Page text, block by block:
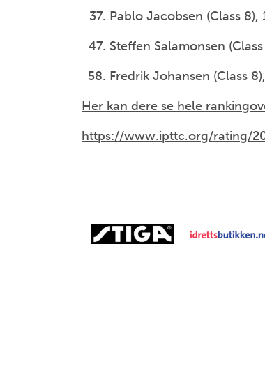
Pablo Jacobsen (Class 8),
Steffen Salamonsen
Fredrik Johansen (Class
Her kan dere se hele
https://www.ipttc.org/rating/